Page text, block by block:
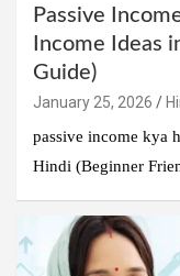
Passive
Income Ideas
Guide)
January 25, 2026
passive income kya
Hindi (Beginner